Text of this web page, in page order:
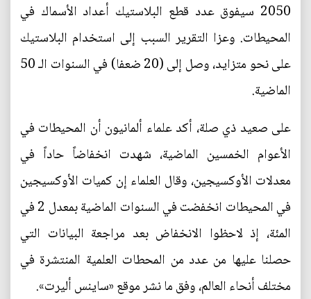
2050 سيفوق عدد قطع البلاستيك أعداد الأسماك في
المحيطات. وعزا التقرير السبب إلى استخدام البلاستيك
على نحو متزايد، وصل إلى (20 ضعفا) في السنوات الـ 50
الماضية.
على صعيد ذي صلة، أكد علماء ألمانيون أن المحيطات في
الأعوام الخمسين الماضية، شهدت انخفاضاً حاداً في
معدلات الأوكسيجين، وقال العلماء إن كميات الأوكسيجين
في المحيطات انخفضت في السنوات الماضية بمعدل 2 في
المئة، إذ لاحظوا الانخفاض بعد مراجعة البيانات التي
حصلنا عليها من عدد من المحطات العلمية المنتشرة في
مختلف أنحاء العالم، وفق ما نشر موقع «ساينس أليرت».